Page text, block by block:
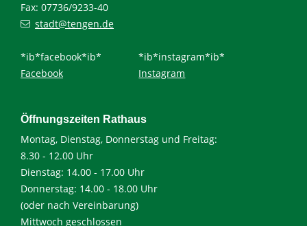
Fax: 07736/9233-40
stadt@tengen.de
*ib*facebook*ib*
Facebook
*ib*instagram*ib*
Instagram
Öffnungszeiten Rathaus
Montag, Dienstag, Donnerstag und Freitag:
8.30 - 12.00 Uhr
Dienstag: 14.00 - 17.00 Uhr
Donnerstag: 14.00 - 18.00 Uhr
(oder nach Vereinbarung)
Mittwoch geschlossen